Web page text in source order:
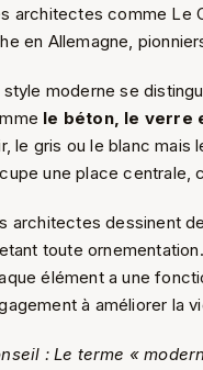
architectes comme Le
en Allemagne,
style moderne se
le béton, le verre
le gris ou le blanc mais
une place centrale,
architectes dessinent
toute
élément a une
à améliorer la
: Le terme «